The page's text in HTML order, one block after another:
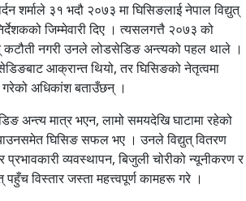
शर्माले ३१ भदौ २०७३ मा घिसिङलाई नेपाल विद्युत्
जिम्मेवारी दिए । त्यसलगत्तै २०७३ को
कटौती नगरी उनले लोडसेडिङ अन्त्यको पहल थाले ।
आक्रान्त थियो, तर घिसिङको नेतृत्वमा
अधिकांश बताउँछन् ।
अन्त्य मात्र भएन, लामो समयदेखि घाटामा रहेको
घिसिङ सफल भए । उनले विद्युत् वितरण
प्रभावकारी व्यवस्थापन, बिजुली चोरीको न्यूनीकरण र
पहुँच विस्तार जस्ता महत्त्वपूर्ण कामहरू गरे ।